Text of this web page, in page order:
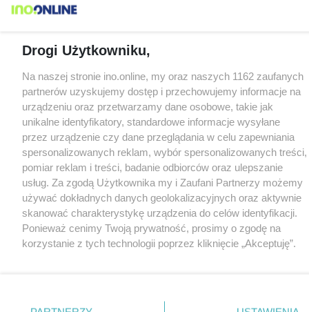
Drogi Użytkowniku,
Na naszej stronie ino.online, my oraz naszych 1162 zaufanych
partnerów uzyskujemy dostęp i przechowujemy informacje na
urządzeniu oraz przetwarzamy dane osobowe, takie jak
unikalne identyfikatory, standardowe informacje wysyłane
przez urządzenie czy dane przeglądania w celu zapewniania
spersonalizowanych reklam, wybór spersonalizowanych treści,
pomiar reklam i treści, badanie odbiorców oraz ulepszanie
usług. Za zgodą Użytkownika my i Zaufani Partnerzy możemy
używać dokładnych danych geolokalizacyjnych oraz aktywnie
skanować charakterystykę urządzenia do celów identyfikacji.
Ponieważ cenimy Twoją prywatność, prosimy o zgodę na
korzystanie z tych technologii poprzez kliknięcie „Akceptuję”.
nie wymagają zgody użytkownika, ale masz prawo sprzeciwić